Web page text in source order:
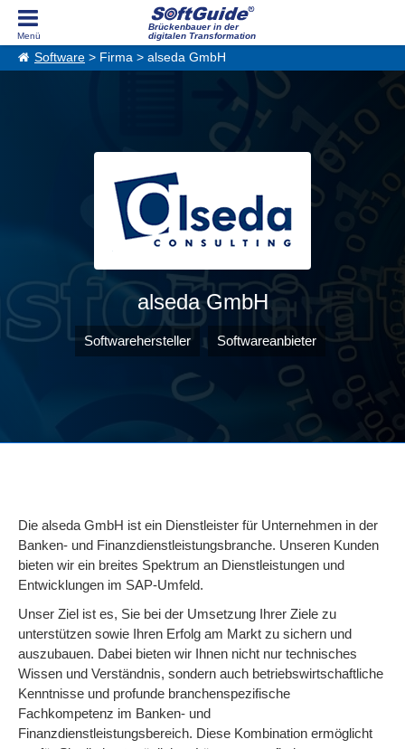
Brückenbauer in der
digitalen Transformation
Software > Firma > alseda GmbH
alseda GmbH
Softwarehersteller Softwareanbieter
Die alseda GmbH ist ein Dienstleister für Unternehmen in der
Banken- und Finanzdienstleistungsbranche. Unseren Kunden
bieten wir ein breites Spektrum an Dienstleistungen und
Entwicklungen im SAP-Umfeld.
Unser Ziel ist es, Sie bei der Umsetzung Ihrer Ziele zu
unterstützen sowie Ihren Erfolg am Markt zu sichern und
auszubauen. Dabei bieten wir Ihnen nicht nur technisches
Wissen und Verständnis, sondern auch betriebswirtschaftliche
Kenntnisse und profunde branchenspezifische
Fachkompetenz im Banken- und
Finanzdienstleistungsbereich. Diese Kombination ermöglicht